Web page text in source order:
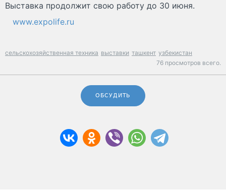
Выставка продолжит свою работу до 30 июня.
www.expolife.ru
сельскохозяйственная техника выставки ташкент узбекистан
76 просмотров всего.
ОБСУДИТЬ